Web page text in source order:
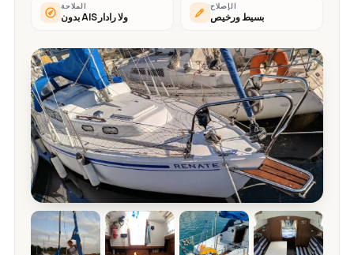
الملاحة
بدون AIS ولا رادار
الإصلاح
بسيط ورخيص